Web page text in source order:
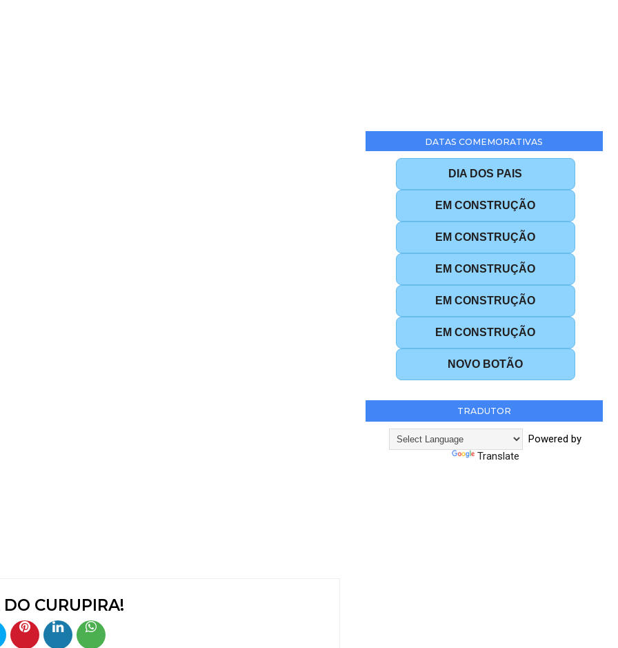
CURUPIRA!
DATAS COMEMORATIVAS
DIA DOS PAIS
EM CONSTRUÇÃO
EM CONSTRUÇÃO
EM CONSTRUÇÃO
EM CONSTRUÇÃO
EM CONSTRUÇÃO
NOVO BOTÃO
TRADUTOR
Powered by
Translate